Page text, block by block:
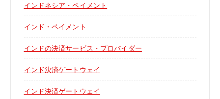
インドネシア・ペイメント
インド・ペイメント
インドの決済サービス・プロバイダー
インド決済ゲートウェイ
インド決済ゲートウェイ